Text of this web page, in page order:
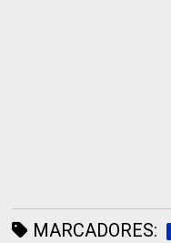
MARCADORES: